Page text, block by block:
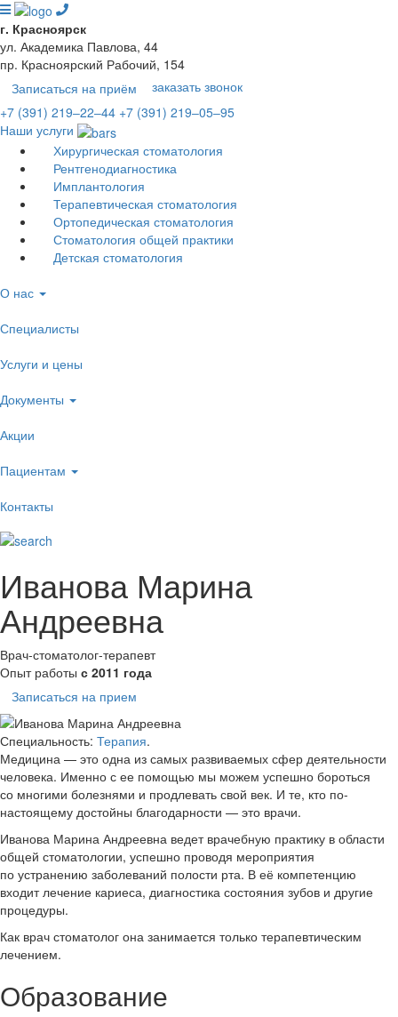
г. Красноярск
ул. Академика Павлова, 44
пр. Красноярский Рабочий, 154
Записаться на приём
заказать звонок
+7 (391) 219‒22‒44 +7 (391) 219‒05‒95
Наши услуги
Хирургическая стоматология
Рентгенодиагностика
Имплантология
Терапевтическая стоматология
Ортопедическая стоматология
Стоматология общей практики
Детская стоматология
О нас
Специалисты
Услуги и цены
Документы
Акции
Пациентам
Контакты
Иванова Марина
Андреевна
Врач-стоматолог-терапевт
Опыт работы с 2011 года
Записаться на прием
Специальность: Терапия.
Медицина — это одна из самых развиваемых сфер деятельности
человека. Именно с ее помощью мы можем успешно бороться
со многими болезнями и продлевать свой век. И те, кто по-
настоящему достойны благодарности — это врачи.
Иванова Марина Андреевна ведет врачебную практику в области
общей стоматологии, успешно проводя мероприятия
по устранению заболеваний полости рта. В её компетенцию
входит лечение кариеса, диагностика состояния зубов и другие
процедуры.
Как врач стоматолог она занимается только терапевтическим
лечением.
Образование